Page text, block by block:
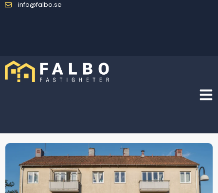
info@falbo.se